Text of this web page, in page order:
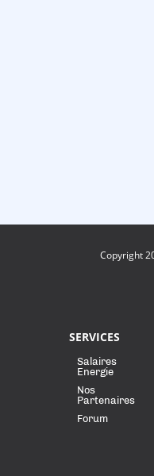
Copyright
SERVICES
Salaires
Energie
Nos
Partenaires
Forum